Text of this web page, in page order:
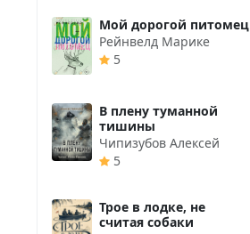
Мой дорогой питомец
Рейнвелд Марике
5
В плену туманной
тишины
Чипизубов Алексей
5
Трое в лодке, не
считая собаки